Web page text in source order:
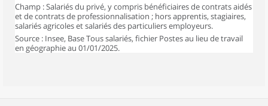
Champ : Salariés du privé, y compris bénéficiaires de contrats aidés
et de contrats de professionnalisation ; hors apprentis, stagiaires,
salariés agricoles et salariés des particuliers employeurs.
Source : Insee, Base Tous salariés, fichier Postes au lieu de travail
en géographie au 01/01/2025.